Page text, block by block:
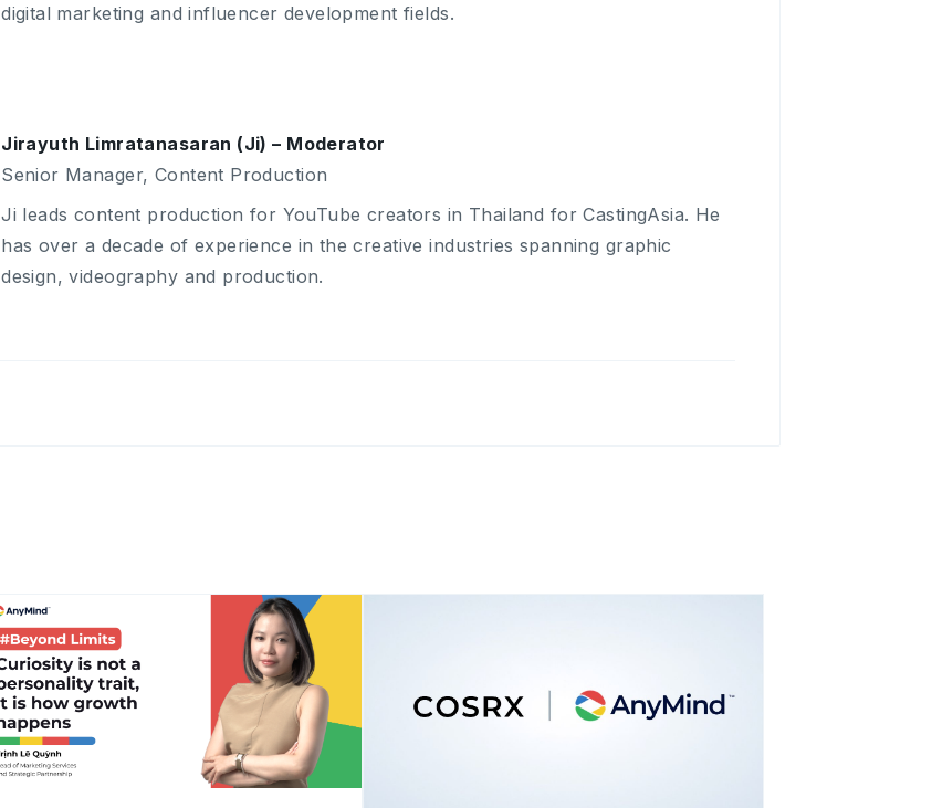
digital marketing and influencer development fields.
Jirayuth Limratanasaran (Ji) – Moderator
Senior Manager, Content Production
Ji leads content production for YouTube creators in Thailand for CastingAsia. He
has over a decade of experience in the creative industries spanning graphic
design, videography and production.